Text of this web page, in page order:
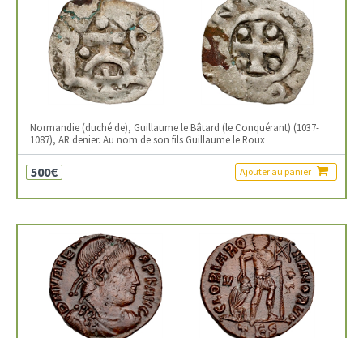
Normandie (duché de), Guillaume le Bâtard (le Conquérant) (1037-
1087), AR denier. Au nom de son fils Guillaume le Roux
500€ Ajouter au panier